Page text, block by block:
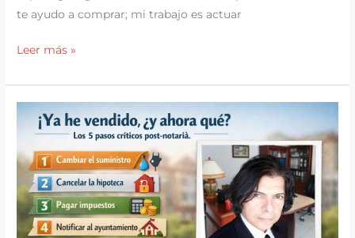
te ayudo a comprar; mi trabajo es actuar
Pontevedra
Santiago:
invertir
tu
segunda
residencia
este
Leer más »